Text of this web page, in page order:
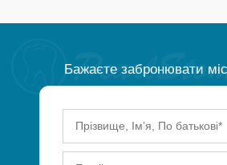
Бажаєте забронювати